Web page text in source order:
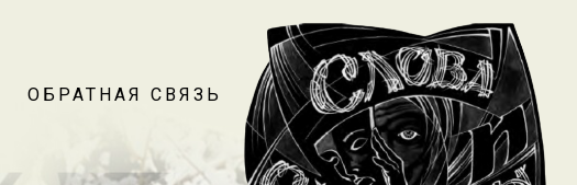
ОБРАТНАЯ СВЯЗЬ